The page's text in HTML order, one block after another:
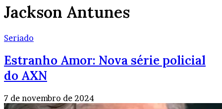
Jackson Antunes
Seriado
Estranho Amor: Nova série policial
do AXN
7 de novembro de 2024